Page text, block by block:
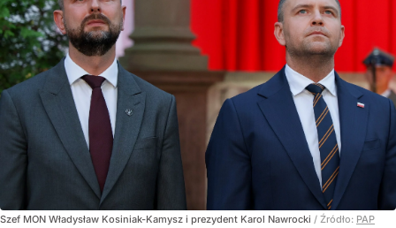
Szef MON Władysław Kosiniak-Kamysz i prezydent Karol Nawrocki / Źródło: PAP